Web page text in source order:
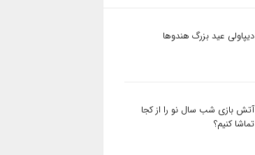
دیپاولی عید بزرگ هندوها
آتش بازی شب سال نو را از کجا
تماشا کنیم؟